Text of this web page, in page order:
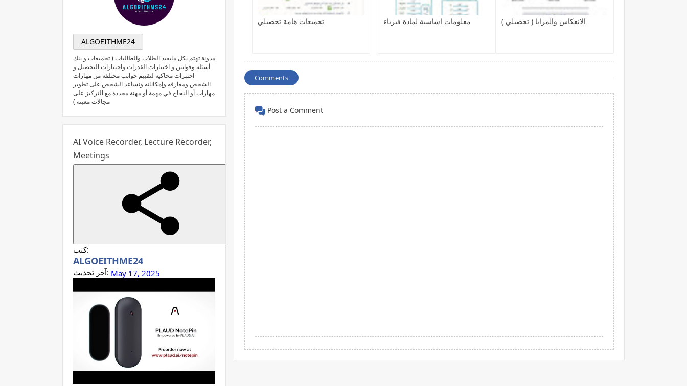
تجميعات هامة تحصيلي معلومات اساسية لمادة فيزياء الانعكاس والمرايا ( تحصيلي )
Comments
Post a Comment
ALGOEITHME24
مدونة تهتم بكل مايفيد الطلاب والطالبات ( تجميعات و بنك
أسئلة وقوانين و اختبارات القدرات واختبارات التحصيل و
اختبرات محاكية لتقييم جوانب مختلفة من مهارات
الشخص ومعارفه وإمكاناته ونساعد الشخص على تطوير
مهارات أو النجاح في مهمة أو مهنة محددة مع التركيز على
مجالات معينه )
AI Voice Recorder, Lecture Recorder,
Meetings
كتب:
ALGOEITHME24
آخر تحديث: May 17, 2025